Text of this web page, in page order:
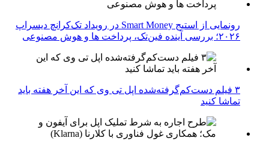
رونمایی از استیج Smart Money در رویداد تک‌کرانچ دیسراپ
۲۰۲۶؛ بررسی آینده فین‌تک، پرداخت‌ ها و هوش مصنوعی
۳ فیلم دست‌کم‌گرفته‌شده اپل تی وی که این آخر هفته باید
تماشا کنید